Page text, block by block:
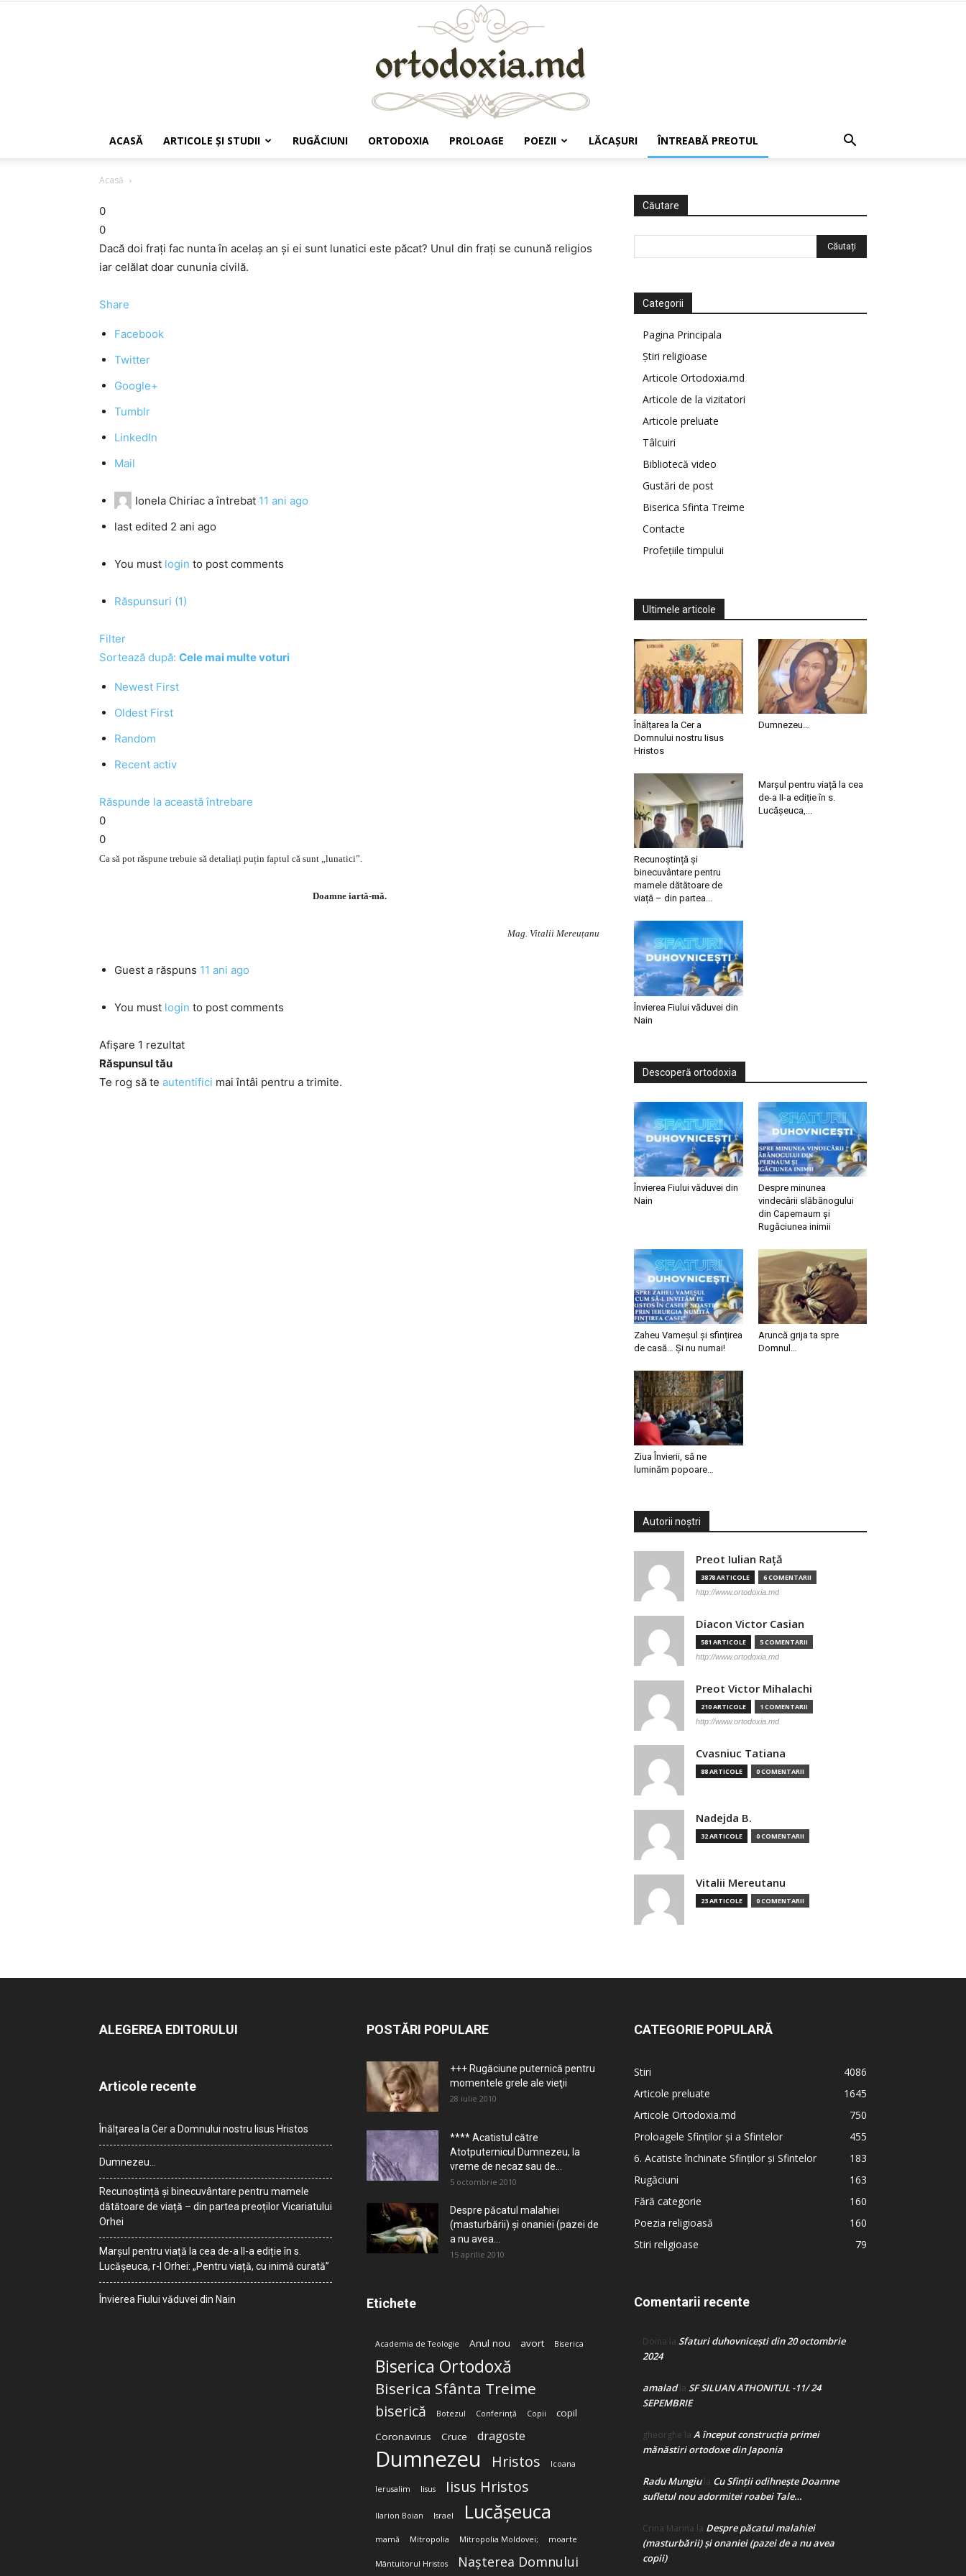
ACASĂ ARTICOLE ŞI STUDII RUGĂCIUNI ORTODOXIA PROLOAGE POEZII LĂCAŞURI ÎNTREABĂ PREOTUL
Acasă
0
0
Dacă doi frați fac nunta în acelaș an și ei sunt lunatici este păcat? Unul din frați se cunună religios
iar celălat doar cununia civilă.
Share
Facebook
Twitter
Google+
Tumblr
LinkedIn
Mail
Ionela Chiriac a întrebat 11 ani ago
last edited 2 ani ago
You must login to post comments
Răspunsuri (1)
Filter
Sortează după: Cele mai multe voturi
Newest First
Oldest First
Random
Recent activ
Răspunde la această întrebare
0
0
Ca să pot răspune trebuie să detaliați puțin faptul că sunt „lunatici”.
Doamne iartă-mă.
Mag. Vitalii Mereuțanu
Guest a răspuns 11 ani ago
You must login to post comments
Afișare 1 rezultat
Răspunsul tău
Te rog să te autentifici mai întâi pentru a trimite.
Căutare
Categorii
Pagina Principala
Știri religioase
Articole Ortodoxia.md
Articole de la vizitatori
Articole preluate
Tâlcuiri
Bibliotecă video
Gustări de post
Biserica Sfinta Treime
Contacte
Profețiile timpului
Ultimele articole
Înălțarea la Cer a
Domnului nostru Iisus
Hristos
Dumnezeu…
Recunoștință și
binecuvântare pentru
mamele dătătoare de
viață – din partea...
Marșul pentru viață la cea
de-a II-a ediție în s.
Lucășeuca,...
Învierea Fiului văduvei din
Nain
Descoperă ortodoxia
Învierea Fiului văduvei din
Nain
Despre minunea
vindecării slăbănogului
din Capernaum și
Rugăciunea inimii
Zaheu Vameșul și sfințirea
de casă… Și nu numai!
Aruncă grija ta spre
Domnul…
Ziua Învierii, să ne
luminăm popoare…
Autorii noștri
Preot Iulian Raţă
3878 ARTICOLE 6 COMENTARII
http://www.ortodoxia.md
Diacon Victor Casian
581 ARTICOLE 5 COMENTARII
http://www.ortodoxia.md
Preot Victor Mihalachi
210 ARTICOLE 1 COMENTARII
http://www.ortodoxia.md
Cvasniuc Tatiana
88 ARTICOLE 0 COMENTARII
Nadejda B.
32 ARTICOLE 0 COMENTARII
Vitalii Mereutanu
23 ARTICOLE 0 COMENTARII
ALEGEREA EDITORULUI
Articole recente
Înălțarea la Cer a Domnului nostru Iisus Hristos
Dumnezeu…
Recunoștință și binecuvântare pentru mamele
dătătoare de viață – din partea preoților Vicariatului
Orhei
Marșul pentru viață la cea de-a II-a ediție în s.
Lucășeuca, r-l Orhei: „Pentru viață, cu inimă curată”
Învierea Fiului văduvei din Nain
POSTĂRI POPULARE
+++ Rugăciune puternică pentru
momentele grele ale vieţii
28 iulie 2010
**** Acatistul către
Atotputernicul Dumnezeu, la
vreme de necaz sau de...
5 octombrie 2010
Despre păcatul malahiei
(masturbării) şi onaniei (pazei de
a nu avea...
15 aprilie 2010
Etichete
Academia de Teologie Anul nou avort Biserica
Biserica Ortodoxă
Biserica Sfânta Treime
biserică Botezul Conferință Copii
copil
Coronavirus
Cruce dragoste
Dumnezeu Hristos Icoana
Ierusalim Iisus Iisus Hristos
Ilarion Boian Israel Lucășeuca
mamă Mitropolia Mitropolia Moldovei; moarte
Mântuitorul Hristos Nașterea Domnului
CATEGORIE POPULARĂ
Stiri
4086
Articole preluate
1645
Articole Ortodoxia.md
750
Proloagele Sfinților și a Sfintelor
455
6. Acatiste închinate Sfinților și Sfintelor
183
Rugăciuni
163
Fără categorie
160
Poezia religioasă
160
Stiri religioase
79
Comentarii recente
Doina la Sfaturi duhovnicești din 20 octombrie
2024
amaladla SF SILUAN ATHONITUL -11/ 24
SEPEMBRIE
gheorghe la A început construcţia primei
mănăstiri ortodoxe din Japonia
Radu Mungiula Cu Sfinții odihnește Doamne
sufletul nou adormitei roabei Tale…
Crina Marina la Despre păcatul malahiei
(masturbării) şi onaniei (pazei de a nu avea
copii)